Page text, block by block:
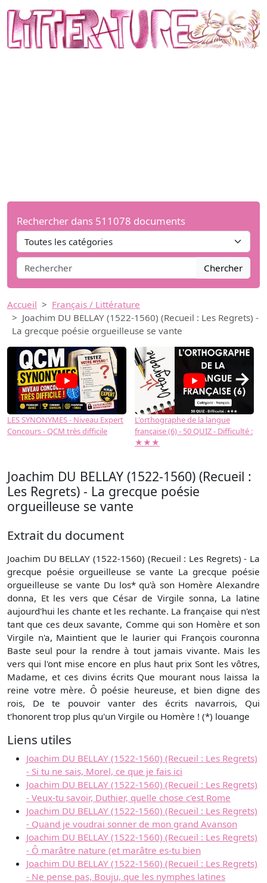
Rechercher dans 511078 documents
Chercher
Accueil
Français / Littérature
Joachim DU BELLAY (1522-1560) (Recueil : Les Regrets) -
La grecque poésie orgueilleuse se vante
LES SYNONYMES - Niveau Expert
Concours - QCM très difficile
L'orthographe de la langue
française (6) - 50 QUIZ - Difficulté :
★★★
→
Joachim DU BELLAY (1522-1560) (Recueil :
Les Regrets) - La grecque poésie
orgueilleuse se vante
Extrait du document
Joachim DU BELLAY (1522-1560) (Recueil : Les Regrets) - La
grecque poésie orgueilleuse se vante La grecque poésie
orgueilleuse se vante Du los* qu'à son Homère Alexandre
donna, Et les vers que César de Virgile sonna, La latine
aujourd'hui les chante et les rechante. La française qui n'est
tant que ces deux savante, Comme qui son Homère et son
Virgile n'a, Maintient que le laurier qui François couronna
Baste seul pour la rendre à tout jamais vivante. Mais les
vers qui l'ont mise encore en plus haut prix Sont les vôtres,
Madame, et ces divins écrits Que mourant nous laissa la
reine votre mère. Ô poésie heureuse, et bien digne des
rois, De te pouvoir vanter des écrits navarrois, Qui
t'honorent trop plus qu'un Virgile ou Homère ! (*) louange
Liens utiles
Joachim DU BELLAY (1522-1560) (Recueil : Les Regrets)
- Si tu ne sais, Morel, ce que je fais ici
Joachim DU BELLAY (1522-1560) (Recueil : Les Regrets)
- Veux-tu savoir, Duthier, quelle chose c'est Rome
Joachim DU BELLAY (1522-1560) (Recueil : Les Regrets)
- Quand je voudrai sonner de mon grand Avanson
Joachim DU BELLAY (1522-1560) (Recueil : Les Regrets)
- Ô marâtre nature (et marâtre es-tu bien
Joachim DU BELLAY (1522-1560) (Recueil : Les Regrets)
- Ne pense pas, Bouju, que les nymphes latines